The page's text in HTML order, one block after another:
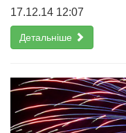
17.12.14 12:07
Детальніше